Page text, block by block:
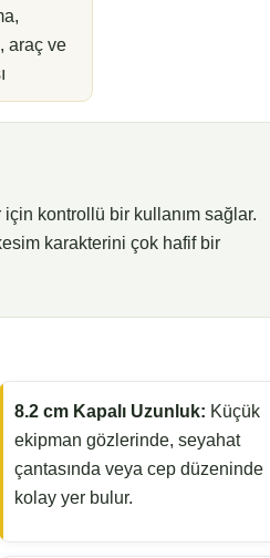
araç ve
kontrollü bir kullanım sağlar.
karakterini çok hafif bir
8.2 cm Kapalı Uzunluk: Küçük
ekipman gözlerinde, seyahat
çantasında veya cep düzeninde
kolay yer bulur.